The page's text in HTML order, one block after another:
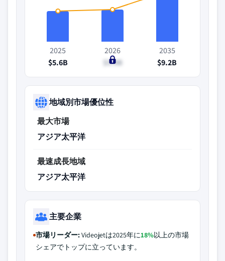
2025
$5.6B
2026
$5.9B
2035
$9.2B
地域別市場優位性
最大市場
アジア太平洋
最速成長地域
アジア太平洋
主要企業
市場リーダー:Videojetは2025年に18%以上の市場
シェアでトップに立っています。